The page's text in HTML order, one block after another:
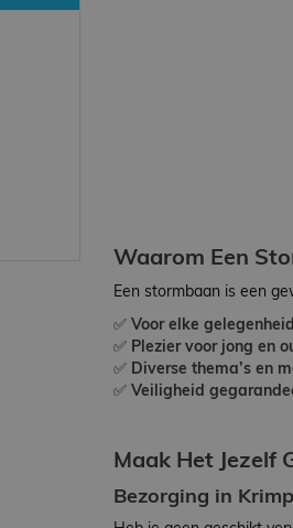
Waarom Een
Een stormbaan is een
✅ Voor elke gelegenheid
✅ Plezier voor jong en
✅ Diverse thema’s en
✅ Veiligheid
Maak Het Jezelf
Bezorging in